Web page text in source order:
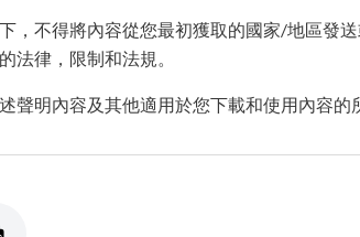
，不得將內容從您最初獲取的國家/地區發
法律，限制和法規。
聲明內容及其他適用於您下載和使用內容的